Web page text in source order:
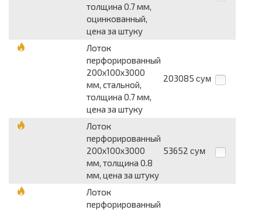
толщина 0.7 мм,
оцинкованный,
цена за штуку
Лоток
перфорированный
200х100х3000
мм, стальной,
толщина 0.7 мм,
цена за штуку
203085 сум
Лоток
перфорированный
200х100х3000
мм, толщина 0.8
мм, цена за штуку
53652 сум
Лоток
перфорированный